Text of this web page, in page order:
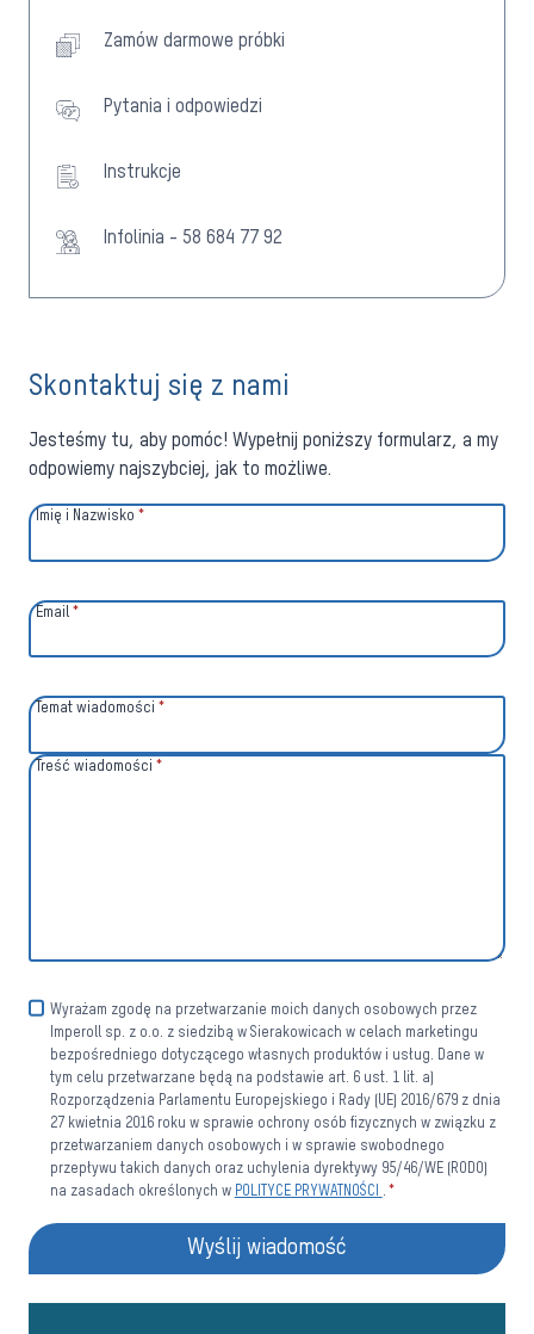
Zamów darmowe próbki
Pytania i odpowiedzi
Instrukcje
Infolinia - 58 684 77 92
Skontaktuj się z nami
Jesteśmy tu, aby pomóc! Wypełnij poniższy formularz, a my
odpowiemy najszybciej, jak to możliwe.
Imię i Nazwisko *
Email *
Temat wiadomości *
Treść wiadomości *
Wyrażam zgodę na przetwarzanie moich danych osobowych przez
Imperoll sp. z o.o. z siedzibą w Sierakowicach w celach marketingu
bezpośredniego dotyczącego własnych produktów i usług. Dane w
tym celu przetwarzane będą na podstawie art. 6 ust. 1 lit. a)
Rozporządzenia Parlamentu Europejskiego i Rady (UE) 2016/679 z dnia
27 kwietnia 2016 roku w sprawie ochrony osób fizycznych w związku z
przetwarzaniem danych osobowych i w sprawie swobodnego
przepływu takich danych oraz uchylenia dyrektywy 95/46/WE (RODO)
na zasadach określonych w POLITYCE PRYWATNOŚCI . *
Wyślij wiadomość